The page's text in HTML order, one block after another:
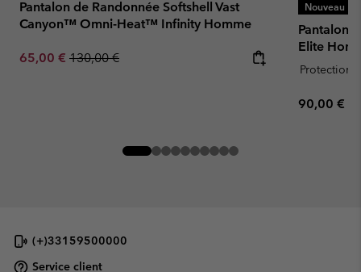
Pantalon de Randonnée Softshell Vast
Canyon™ Omni-Heat™ Infinity Homme
Sale price:
65,00 € Regular price:
130,00 €
Nouveau
Pantalon
Elite
Protection
Regular
90,00 €
(+)33159500000
Service client